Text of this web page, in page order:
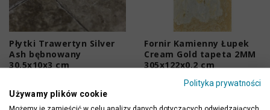
Płytki Trawertyn Silver
Ash bębnowany
30,5x10x3 cm
229,00 zł 265,00 zł
Fornir Kamienny Łupek
Cream Gold tapeta 2MM
305x122x0,2 cm
179,00 zł 199,00 zł
Polityka prywatności
Używamy plików cookie
Możemy je zamieścić w celu analizy danych dotyczących odwiedzających,